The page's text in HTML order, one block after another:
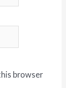
browser